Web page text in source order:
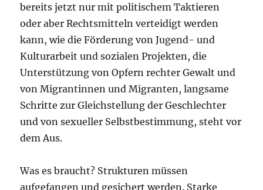
bereits jetzt nur mit politischem Taktieren
oder aber Rechtsmitteln verteidigt werden
kann, wie die Förderung von Jugend- und
Kulturarbeit und sozialen Projekten, die
Unterstützung von Opfern rechter Gewalt und
von Migrantinnen und Migranten, langsame
Schritte zur Gleichstellung der Geschlechter
und von sexueller Selbstbestimmung, steht vor
dem Aus.
Was es braucht? Strukturen müssen
aufgefangen und gesichert werden. Starke